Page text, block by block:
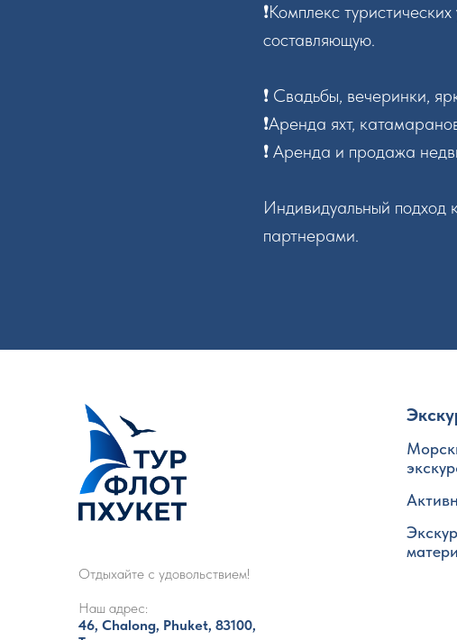
❗️Комплекс
составляющую.
❗️ Свадьбы, вечеринки,
❗️Аренда яхт,
❗️ Аренда и продажа
Индивидуальный подход
партнерами.
Отдыхайте с удовольствием!
Наш адрес:
46, Chalong, Phuket, 83100,